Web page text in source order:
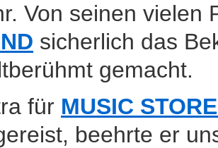
Von seinen vielen
sicherlich das
gemacht.
für MUSIC
beehrte er